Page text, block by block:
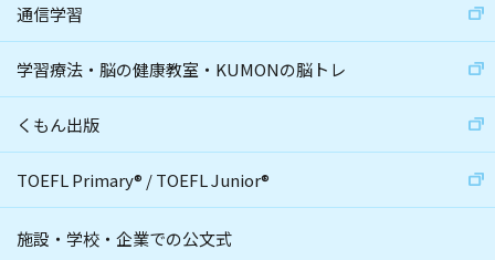
通信学習
学習療法・脳の健康教室・KUMONの脳トレ
くもん出版
TOEFL Primary® /TOEFL Junior®
施設・学校・企業での公文式